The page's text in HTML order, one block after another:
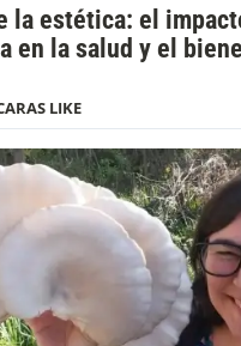
la estética: el
en la salud y el
LIKE